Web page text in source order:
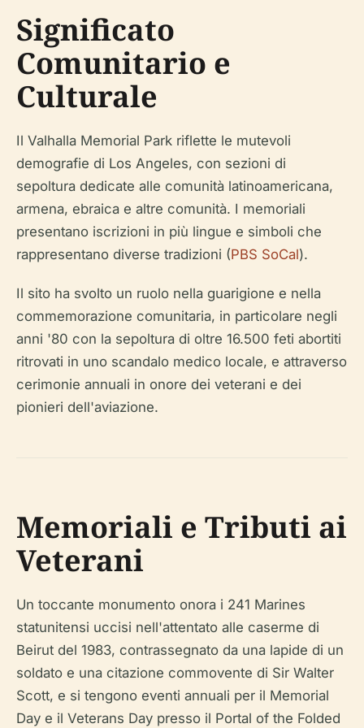
Significato
Comunitario e
Culturale
Il Valhalla Memorial Park riflette le mutevoli
demografie di Los Angeles, con sezioni di
sepoltura dedicate alle comunità latinoamericana,
armena, ebraica e altre comunità. I memoriali
presentano iscrizioni in più lingue e simboli che
rappresentano diverse tradizioni (PBS SoCal).
Il sito ha svolto un ruolo nella guarigione e nella
commemorazione comunitaria, in particolare negli
anni '80 con la sepoltura di oltre 16.500 feti abortiti
ritrovati in uno scandalo medico locale, e attraverso
cerimonie annuali in onore dei veterani e dei
pionieri dell'aviazione.
Memoriali e Tributi ai
Veterani
Un toccante monumento onora i 241 Marines
statunitensi uccisi nell'attentato alle caserme di
Beirut del 1983, contrassegnato da una lapide di un
soldato e una citazione commovente di Sir Walter
Scott, e si tengono eventi annuali per il Memorial
Day e il Veterans Day presso il Portal of the Folded